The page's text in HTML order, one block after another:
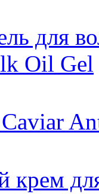
для
Oil Gel